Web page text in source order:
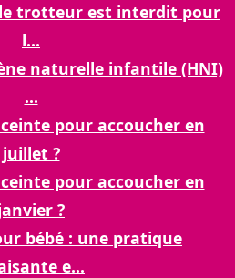
trotteur est interdit pour
l...
naturelle infantile (HNI)
...
pour accoucher en
juillet ?
pour accoucher en
?
bébé : une pratique
e...